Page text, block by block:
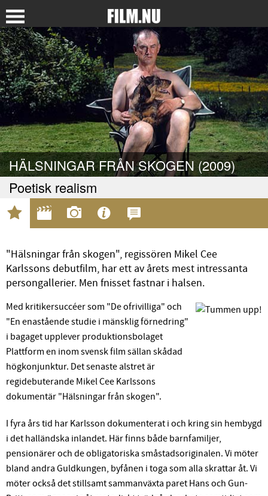
HÄLSNINGAR FRÅN SKOGEN (2009)
Poetisk realism
"Hälsningar från skogen", regissören Mikel Cee
Karlssons debutfilm, har ett av årets mest intressanta
persongallerier. Men fnisset fastnar i halsen.
Med kritikersuccéer som "De ofrivilliga" och
"En enastående studie i mänsklig förnedring"
i bagaget upplever produktionsbolaget
Plattform en inom svensk film sällan skådad
högkonjunktur. Det senaste alstret är
regidebuterande Mikel Cee Karlssons
dokumentär "Hälsningar från skogen".
I fyra års tid har Karlsson dokumenterat i och kring sin hembygd
i det halländska inlandet. Här finns både barnfamiljer,
pensionärer och de obligatoriska småstadsoriginalen. Vi möter
bland andra Guldkungen, byfånen i toga som alla skrattar åt. Vi
möter också det stillsamt sammanväxta paret Hans och Gun-